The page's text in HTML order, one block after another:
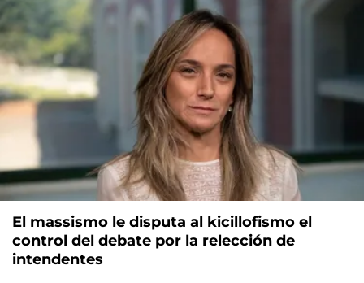
El massismo le disputa al kicillofismo el
control del debate por la relección de
intendentes